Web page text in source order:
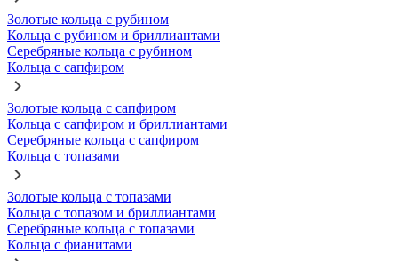
Золотые кольца с рубином
Кольца с рубином и бриллиантами
Серебряные кольца с рубином
Кольца с сапфиром
Золотые кольца с сапфиром
Кольца с сапфиром и бриллиантами
Серебряные кольца с сапфиром
Кольца с топазами
Золотые кольца с топазами
Кольца с топазом и бриллиантами
Серебряные кольца с топазами
Кольца с фианитами